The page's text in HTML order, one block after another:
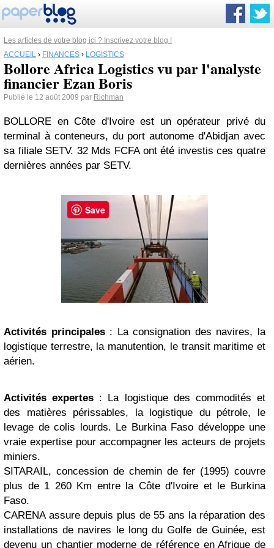
Les articles de votre blog ici ? Inscrivez votre blog !
ACCUEIL › FINANCES › LOGISTICS
Bollore Africa Logistics vu par l'analyste
financier Ezan Boris
Publié le 12 août 2009 par Richman
BOLLORE en Côte d'Ivoire est un opérateur privé du
terminal à conteneurs, du port autonome d'Abidjan avec
sa filiale SETV. 32 Mds FCFA ont été investis ces quatre
dernières années par SETV.
Activités principales: La consignation des navires, la
logistique terrestre, la manutention, le transit maritime et
aérien.
Activités expertes : La logistique des commodités et
des matières périssables, la logistique du pétrole, le
levage de colis lourds. Le Burkina Faso développe une
vraie expertise pour accompagner les acteurs de projets
miniers.
SITARAIL, concession de chemin de fer (1995) couvre
plus de 1 260 Km entre la Côte d'Ivoire et le Burkina
Faso.
CARENA assure depuis plus de 55 ans la réparation des
installations de navires le long du Golfe de Guinée, est
devenu un chantier moderne de référence en Afrique de
Save